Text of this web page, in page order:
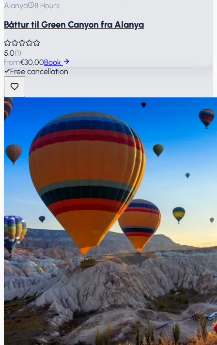
Alanya 8 Hours
Båttur til Green Canyon fra Alanya
5.0(1)
from€30,00Book
Free cancellation